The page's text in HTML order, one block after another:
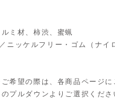
ルミ材、柿渋、蜜蝋
ニッケルフリー・ゴム（ナイ
希望の際は、各商品ページ
プルダウンよりご選択くださ